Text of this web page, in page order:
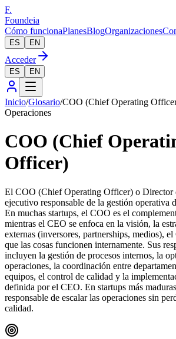
F.
Foundeia
Cómo funcionaPlanesBlogOrganizaciones
ES EN
Acceder
ES EN
Inicio/Glosario/COO (Chief Operating
Operaciones
COO (Chief
Officer)
El COO (Chief Operating Officer) o Director
ejecutivo responsable de la gestión operativa
En muchas startups, el COO es el
mientras el CEO se enfoca en la visión, la
externas (inversores, partnerships, medios),
que las cosas funcionen internamente. Sus
incluyen la gestión de procesos internos, la
operaciones, la coordinación entre
equipos, el control de calidad y la
definida por el CEO. En startups más
responsable de escalar las operaciones sin
calidad.